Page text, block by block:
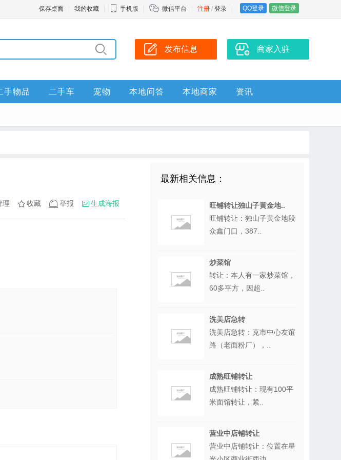
注册 / 登录 QQ登录 微信登录
保存桌面 我的收藏 手机版 微信平台
发布信息 商家入驻
手物品 二手车 宠物 本地问答 本地商家 资讯
理 收藏 举报 生成海报
最新相关信息：
旺铺转让独山子黄金地..
旺铺转让：独山子黄金地段
众鑫门口，387..
炒菜馆
转让：本人有一家炒菜馆，
60多平方，因超..
洗美店急转
洗美店急转：克市中心友谊
路（老面粉厂），..
成熟旺铺转让
成熟旺铺转让：现有100平
米面馆转让，紧..
营业中店铺转让
营业中店铺转让：位置在星